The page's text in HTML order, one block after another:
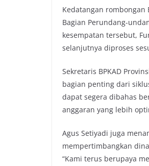
Kedatangan rombongan
Bagian Perundang-
kesempatan tersebut,
selanjutnya diproses
Sekretaris BPKAD
bagian penting dari
dapat segera dibahas
anggaran yang lebih
Agus Setiyadi juga
mempertimbangkan
“Kami terus berupaya